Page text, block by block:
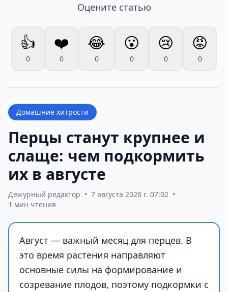
Оцените статью
👍
0
❤️
0
😂
0
😮
0
😢
0
😡
0
Домашние хитрости
Перцы станут крупнее и
слаще: чем подкормить
их в августе
Дежурный редактор • 7 августа 2026 г. 07:02 •
1 мин чтения
Август — важный месяц для перцев. В
это время растения направляют
основные силы на формирование и
созревание плодов, поэтому подкормки с